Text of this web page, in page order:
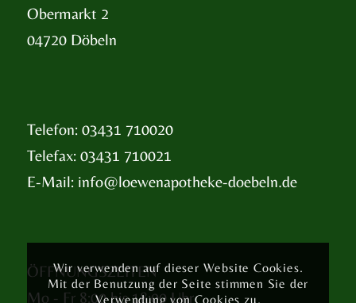
Obermarkt 2
04720 Döbeln
Telefon: 03431 710020
Telefax: 03431 710021
E-Mail: info@loewenapotheke-doebeln.de
ÖFFNUNGSZEITEN
Mo - Fr 8:00 bis 18:00 Uhr
Wir verwenden auf dieser Website Cookies.
Mit der Benutzung der Seite stimmen Sie der
Verwendung von Cookies zu.